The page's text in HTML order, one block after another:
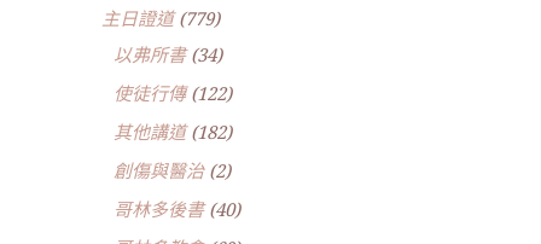
主日證道(779)
以弗所書(34)
使徒行傳(122)
其他講道(182)
創傷與醫治(2)
哥林多後書(40)